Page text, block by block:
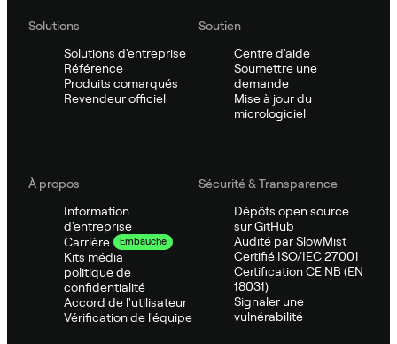
Solutions
Solutions d'entreprise
Référence
Produits comarqués
Revendeur officiel
Soutien
Centre d'aide
Soumettre une
demande
Mise à jour du
micrologiciel
À propos
Information
d'entreprise
Carrière
Embauche
Kits média
politique de
confidentialité
Accord de l'utilisateur
Vérification de l'équipe
Sécurité & Transparence
Dépôts open source
sur GitHub
Audité par SlowMist
Certifié ISO/IEC 27001
Certification CE NB (EN
18031)
Signaler une
vulnérabilité